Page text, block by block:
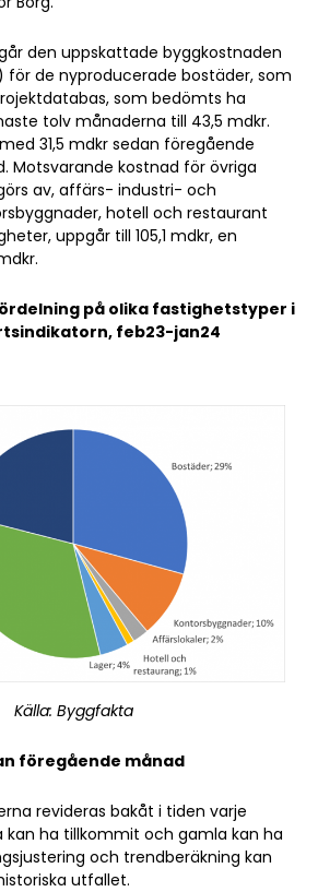
Sök artikel
den uppskattade byggkostnaden
för de nyproducerade bostäder, som
som bedömts ha
tolv månaderna till 43,5 mdkr.
31,5 mdkr sedan föregående
Motsvarande kostnad för övriga
av, affärs- industri- och
hotell och restaurant
uppgår till 105,1 mdkr, en
på olika fastighetstyper i
feb23-jan24
Källa: Byggfakta
föregående månad
revideras bakåt i tiden varje
ha tillkommit och gamla kan ha
och trendberäkning kan
utfallet.